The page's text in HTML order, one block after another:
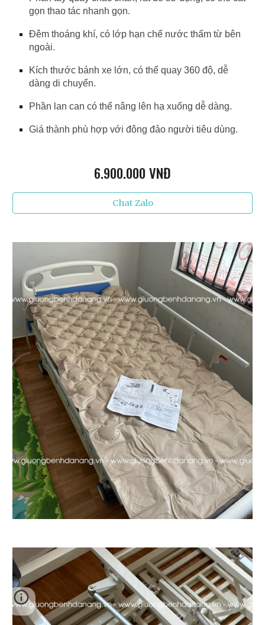
gọn thao tác nhanh gọn.
Đêm thoáng khí, có lớp hạn chế nước thấm từ bên
ngoài.
Kích thước bánh xe lớn, có thể quay 360 độ, dễ
dàng di chuyển.
Phần lan can có thể nâng lên hạ xuống dễ dàng.
Giá thành phù hợp với đông đảo người tiêu dùng.
6.900.000 VNĐ
Chat Zalo